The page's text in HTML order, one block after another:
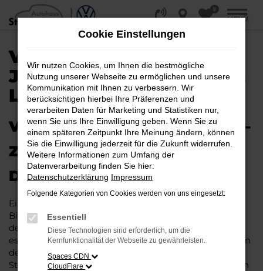
Zum
Hauptinhalt
0
MENÜ
VW ID.POLO
JAHRESWAGEN KAUFEN,
LEASEN, FINANZIEREN
VW ID.POLO JAHRESWAGEN –
ZUM SICHEREN
DURCHSTARTEN
Ein VW ID.Polo Jahreswagen versteht sich als
Bindeglied zwischen der Welt der Neuwagen und der
der Gebrauchtfahrzeuge. Auf den ersten Blick handelt
es sich um einen „jungen Gebrauchten“, dessen Datum
der Erstzulassung maximal ein Jahr zurückliegt. Der
Status eines Gebrauchtwagens erweist sich hier jedoch
Cookie Einstellungen
Wir nutzen Cookies, um Ihnen die bestmögliche
Nutzung unserer Webseite zu ermöglichen und unsere
Kommunikation mit Ihnen zu verbessern. Wir
berücksichtigen hierbei Ihre Präferenzen und
verarbeiten Daten für Marketing und Statistiken nur,
wenn Sie uns Ihre Einwilligung geben. Wenn Sie zu
einem späteren Zeitpunkt Ihre Meinung ändern, können
Sie die Einwilligung jederzeit für die Zukunft widerrufen.
Weitere Informationen zum Umfang der
Datenverarbeitung finden Sie hier:
Datenschutzerklärung Impressum
Folgende Kategorien von Cookies werden von uns eingesetzt:
Essentiell
Diese Technologien sind erforderlich, um die
Kernfunktionalität der Webseite zu gewährleisten.
Spaces CDN
CloudFlare